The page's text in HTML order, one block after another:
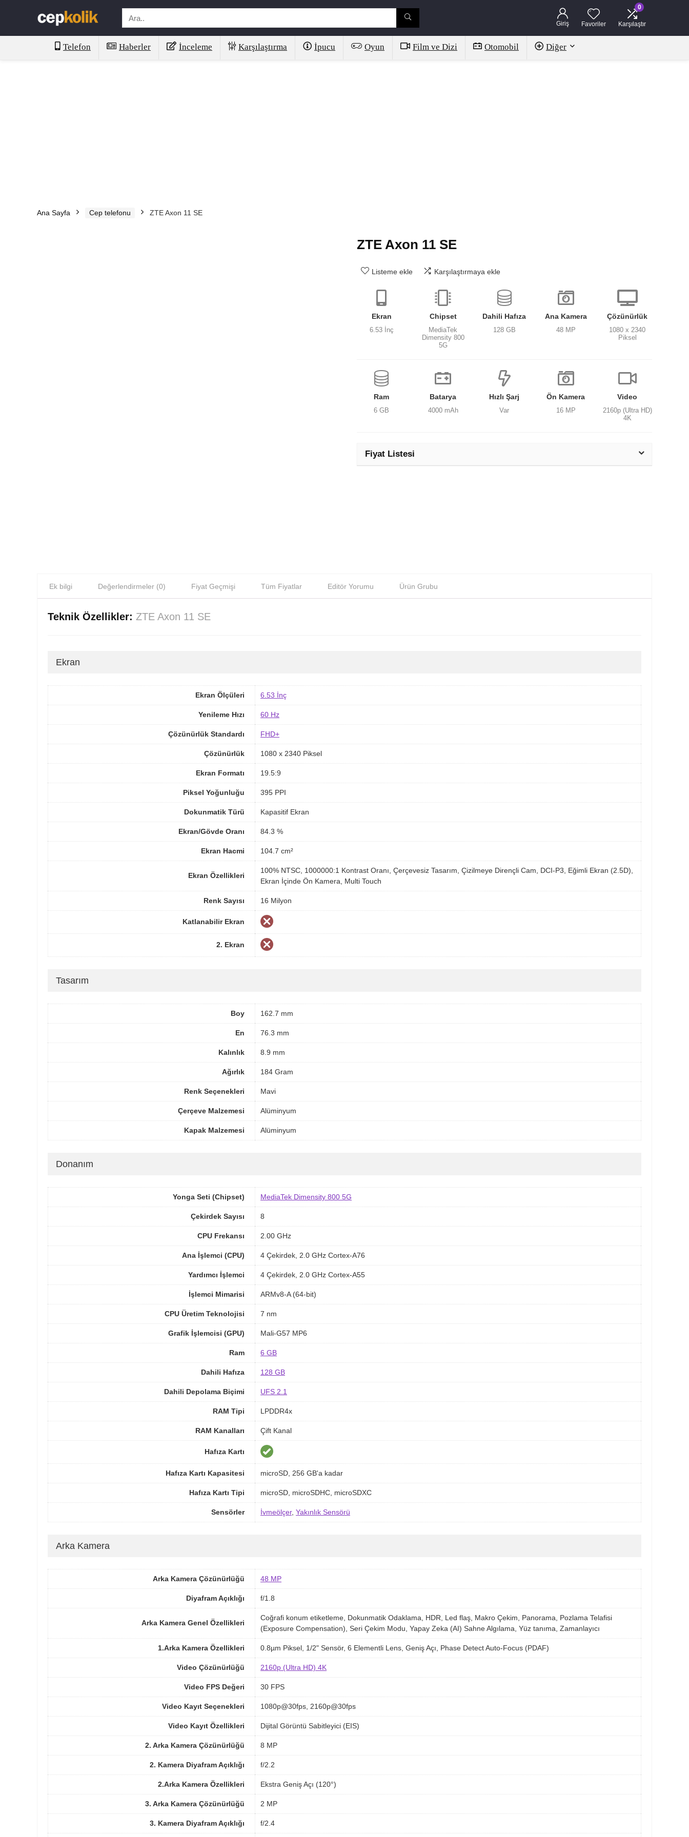
Giriş Favoriler
0
Karşılaştır
Telefon Haberler İnceleme Karşılaştırma İpucu Oyun Film ve Dizi Otomobil Diğer
Ana Sayfa Cep telefonu ZTE Axon 11 SE
ZTE Axon 11 SE
Listeme ekle Karşılaştırmaya ekle
Ekran
6.53 İnç
Chipset
MediaTek
Dimensity 800
5G
Dahili Hafıza
128 GB
Ana Kamera
48 MP
Çözünürlük
1080 x 2340
Piksel
Ram
6 GB
Batarya
4000 mAh
Hızlı Şarj
Var
Ön Kamera
16 MP
Video
2160p (Ultra HD)
4K
Fiyat Listesi
Ek bilgi Değerlendirmeler (0) Fiyat Geçmişi Tüm Fiyatlar Editör Yorumu Ürün Grubu
Teknik Özellikler: ZTE Axon 11 SE
Ekran
Ekran Ölçüleri 6.53 İnç
Yenileme Hızı 60 Hz
Çözünürlük Standardı FHD+
Çözünürlük 1080 x 2340 Piksel
Ekran Formatı 19.5:9
Piksel Yoğunluğu 395 PPI
Dokunmatik Türü Kapasitif Ekran
Ekran/Gövde Oranı 84.3 %
Ekran Hacmi 104.7 cm²
Ekran Özellikleri
100% NTSC, 1000000:1 Kontrast Oranı, Çerçevesiz Tasarım, Çizilmeye Dirençli Cam, DCI-P3, Eğimli Ekran (2.5D),
Ekran İçinde Ön Kamera, Multi Touch
Renk Sayısı 16 Milyon
Katlanabilir Ekran
2. Ekran
Tasarım
Boy 162.7 mm
En 76.3 mm
Kalınlık 8.9 mm
Ağırlık 184 Gram
Renk Seçenekleri Mavi
Çerçeve Malzemesi Alüminyum
Kapak Malzemesi Alüminyum
Donanım
Yonga Seti (Chipset) MediaTek Dimensity 800 5G
Çekirdek Sayısı 8
CPU Frekansı 2.00 GHz
Ana İşlemci (CPU) 4 Çekirdek, 2.0 GHz Cortex-A76
Yardımcı İşlemci 4 Çekirdek, 2.0 GHz Cortex-A55
İşlemci Mimarisi ARMv8-A (64-bit)
CPU Üretim Teknolojisi 7 nm
Grafik İşlemcisi (GPU) Mali-G57 MP6
Ram 6 GB
Dahili Hafıza 128 GB
Dahili Depolama Biçimi UFS 2.1
RAM Tipi LPDDR4x
RAM Kanalları Çift Kanal
Hafıza Kartı
Hafıza Kartı Kapasitesi microSD, 256 GB'a kadar
Hafıza Kartı Tipi microSD, microSDHC, microSDXC
Sensörler İvmeölçer, Yakınlık Sensörü
Arka Kamera
Arka Kamera Çözünürlüğü 48 MP
Diyafram Açıklığı f/1.8
Arka Kamera Genel Özellikleri
Coğrafi konum etiketleme, Dokunmatik Odaklama, HDR, Led flaş, Makro Çekim, Panorama, Pozlama Telafisi
(Exposure Compensation), Seri Çekim Modu, Yapay Zeka (AI) Sahne Algılama, Yüz tanıma, Zamanlayıcı
1.Arka Kamera Özellikleri 0.8µm Piksel, 1/2" Sensör, 6 Elementli Lens, Geniş Açı, Phase Detect Auto-Focus (PDAF)
Video Çözünürlüğü 2160p (Ultra HD) 4K
Video FPS Değeri 30 FPS
Video Kayıt Seçenekleri 1080p@30fps, 2160p@30fps
Video Kayıt Özellikleri Dijital Görüntü Sabitleyici (EIS)
2. Arka Kamera Çözünürlüğü 8 MP
2. Kamera Diyafram Açıklığı f/2.2
2.Arka Kamera Özellikleri Ekstra Geniş Açı (120°)
3. Arka Kamera Çözünürlüğü 2 MP
3. Kamera Diyafram Açıklığı f/2.4